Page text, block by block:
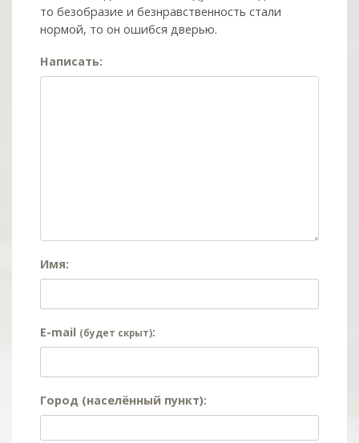
то безобразие и безнравственность стали
нормой, то он ошибся дверью.
Написать:
Имя:
E-mail (будет скрыт):
Город (населённый пункт):